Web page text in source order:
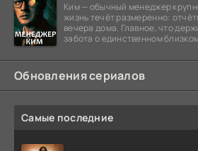
Ким — обычный менеджер
жизнь течёт размеренно:
вечера дома. Главное, что
забота о единственном
Обновления сериалов
Самые последние